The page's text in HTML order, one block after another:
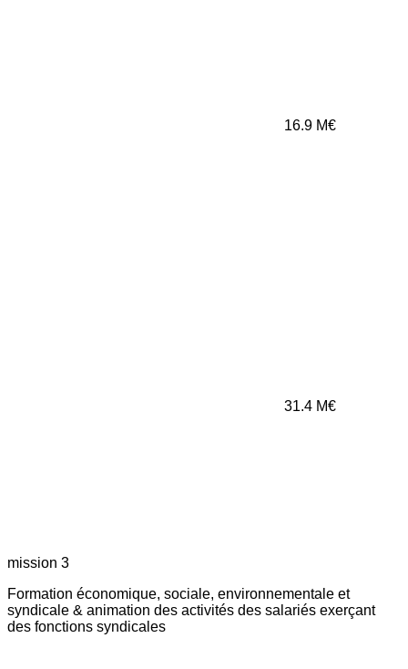
16.9 M€
31.4 M€
mission 3
Formation économique, sociale, environnementale et
syndicale & animation des activités des salariés exerçant
des fonctions syndicales